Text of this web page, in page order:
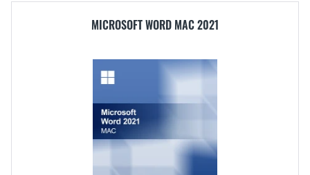
MICROSOFT WORD MAC 2021